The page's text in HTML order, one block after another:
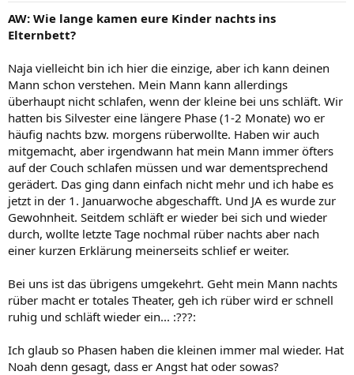
AW: Wie lange kamen eure Kinder nachts ins
Elternbett?
Naja vielleicht bin ich hier die einzige, aber ich kann deinen
Mann schon verstehen. Mein Mann kann allerdings
überhaupt nicht schlafen, wenn der kleine bei uns schläft. Wir
hatten bis Silvester eine längere Phase (1-2 Monate) wo er
häufig nachts bzw. morgens rüberwollte. Haben wir auch
mitgemacht, aber irgendwann hat mein Mann immer öfters
auf der Couch schlafen müssen und war dementsprechend
gerädert. Das ging dann einfach nicht mehr und ich habe es
jetzt in der 1. Januarwoche abgeschafft. Und JA es wurde zur
Gewohnheit. Seitdem schläft er wieder bei sich und wieder
durch, wollte letzte Tage nochmal rüber nachts aber nach
einer kurzen Erklärung meinerseits schlief er weiter.
Bei uns ist das übrigens umgekehrt. Geht mein Mann nachts
rüber macht er totales Theater, geh ich rüber wird er schnell
ruhig und schläft wieder ein... :???:
Ich glaub so Phasen haben die kleinen immer mal wieder. Hat
Noah denn gesagt, dass er Angst hat oder sowas?